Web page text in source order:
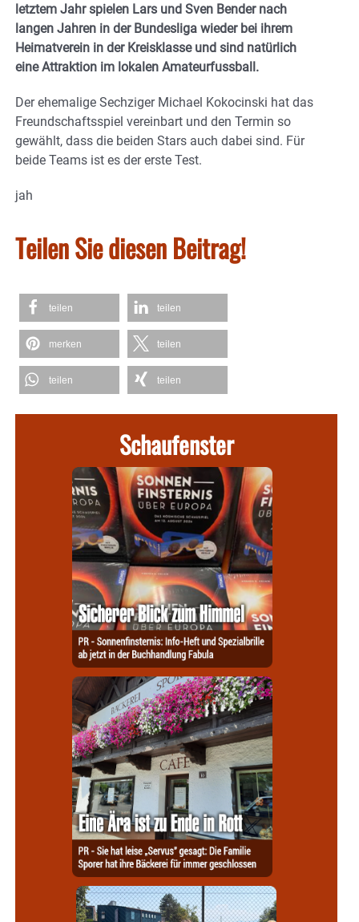
letztem Jahr spielen Lars und Sven Bender nach
langen Jahren in der Bundesliga wieder bei ihrem
Heimatverein in der Kreisklasse und sind natürlich
eine Attraktion im lokalen Amateurfussball.
Der ehemalige Sechziger Michael Kokocinski hat das
Freundschaftsspiel vereinbart und den Termin so
gewählt, dass die beiden Stars auch dabei sind. Für
beide Teams ist es der erste Test.
jah
Teilen Sie diesen Beitrag!
teilen teilen
merken teilen
teilen teilen
Schaufenster